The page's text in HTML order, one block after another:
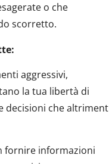
o che
scorretto.
aggressivi,
la tua libertà di
decisioni che
fornire informazioni